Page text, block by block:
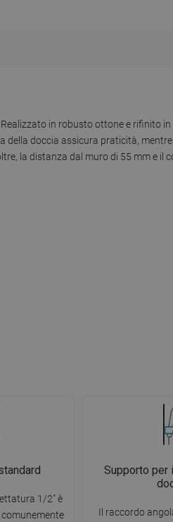
in robusto ottone e rifinito
della doccia assicura praticità,
la distanza dal muro di 55 mm e il
1/2" è
Supporto per
Il raccordo